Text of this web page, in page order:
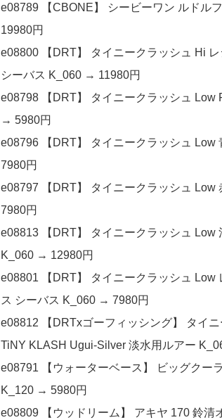
e08789 【CBONE】 シービーワン ルドル
19980円
e08800 【DRT】 タイニークラッシュ Hi
シーバス K_060 → 11980円
e08798 【DRT】 タイニークラッシュ
→ 5980円
e08796 【DRT】 タイニークラッシュ
7980円
e08797 【DRT】 タイニークラッシュ
7980円
e08813 【DRT】 タイニークラッシュ
K_060 → 12980円
e08801 【DRT】 タイニークラッシュ
ス シーバス K_060 → 7980円
e08812 【DRTxゴーフィッシング】 タイ
TiNY KLASH Ugui-Silver 淡水用ルアー
e08791 【ウォーターベース】 ビッグクー
K_120 → 5980円
e08809 【ウッドリーム】 アキヤ 170 鈴